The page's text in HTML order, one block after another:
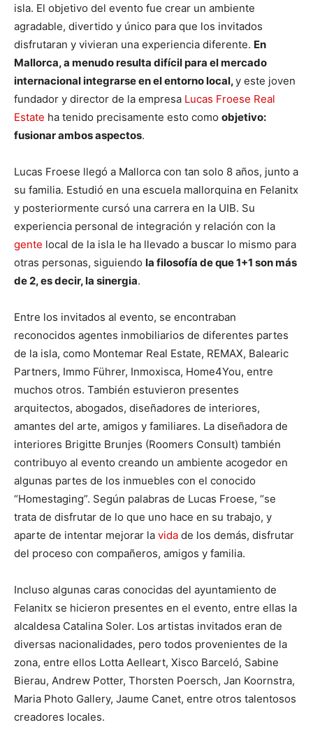
isla. El objetivo del evento fue crear un ambiente
agradable, divertido y único para que los invitados
disfrutaran y vivieran una experiencia diferente. En
Mallorca, a menudo resulta difícil para el mercado
internacional integrarse en el entorno local,y este joven
fundador y director de la empresa Lucas Froese Real
Estate ha tenido precisamente esto como objetivo:
fusionar ambos aspectos.
Lucas Froese llegó a Mallorca con tan solo 8 años, junto a
su familia. Estudió en una escuela mallorquina en Felanitx
y posteriormente cursó una carrera en la UIB. Su
experiencia personal de integración y relación con la
gente local de la isla le ha llevado a buscar lo mismo para
otras personas, siguiendo la filosofía de que 1+1 son más
de 2, es decir, la sinergia.
Entre los invitados al evento, se encontraban
reconocidos agentes inmobiliarios de diferentes partes
de la isla, como Montemar Real Estate, REMAX, Balearic
Partners, Immo Führer, Inmoxisca, Home4You, entre
muchos otros. También estuvieron presentes
arquitectos, abogados, diseñadores de interiores,
amantes del arte, amigos y familiares. La diseñadora de
interiores Brigitte Brunjes (Roomers Consult) también
contribuyo al evento creando un ambiente acogedor en
algunas partes de los inmuebles con el conocido
“Homestaging”. Según palabras de Lucas Froese, “se
trata de disfrutar de lo que uno hace en su trabajo, y
aparte de intentar mejorar la vida de los demás, disfrutar
del proceso con compañeros, amigos y familia.
Incluso algunas caras conocidas del ayuntamiento de
Felanitx se hicieron presentes en el evento, entre ellas la
alcaldesa Catalina Soler. Los artistas invitados eran de
diversas nacionalidades, pero todos provenientes de la
zona, entre ellos Lotta Aelleart, Xisco Barceló, Sabine
Bierau, Andrew Potter, Thorsten Poersch, Jan Koornstra,
Maria Photo Gallery, Jaume Canet, entre otros talentosos
creadores locales.